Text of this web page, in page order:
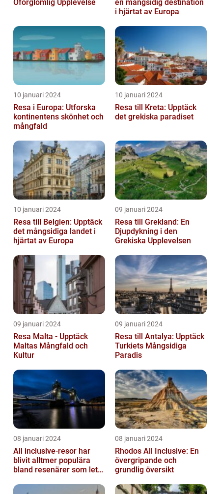
Oförglömlig Upplevelse
en mångsidig destination
i hjärtat av Europa
10 januari 2024
Resa i Europa: Utforska
kontinentens skönhet och
mångfald
10 januari 2024
Resa till Kreta: Upptäck
det grekiska paradiset
10 januari 2024
Resa till Belgien: Upptäck
det mångsidiga landet i
hjärtat av Europa
09 januari 2024
Resa till Grekland: En
Djupdykning i den
Grekiska Upplevelsen
09 januari 2024
Resa Malta - Upptäck
Maltas Mångfald och
Kultur
09 januari 2024
Resa till Antalya: Upptäck
Turkiets Mångsidiga
Paradis
08 januari 2024
All inclusive-resor har
blivit alltmer populära
bland resenärer som letar
omtä...
08 januari 2024
Rhodos All Inclusive: En
övergripande och
grundlig översikt